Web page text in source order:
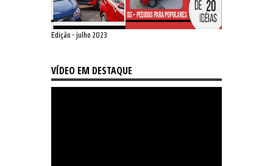
Edição - julho 2023
VÍDEO EM DESTAQUE